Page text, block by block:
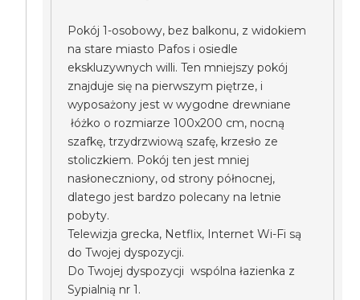
Pokój 1-osobowy, bez balkonu, z widokiem
na stare miasto Pafos i osiedle
ekskluzywnych willi. Ten mniejszy pokój
znajduje się na pierwszym piętrze, i
wyposażony jest w wygodne drewniane
łóżko o rozmiarze 100x200 cm, nocną
szafkę, trzydrzwiową szafę, krzesło ze
stoliczkiem. Pokój ten jest mniej
nasłoneczniony, od strony północnej,
dlatego jest bardzo polecany na letnie
pobyty.
Telewizja grecka, Netflix, Internet Wi-Fi są
do Twojej dyspozycji.
Do Twojej dyspozycji wspólna łazienka z
Sypialnią nr 1.